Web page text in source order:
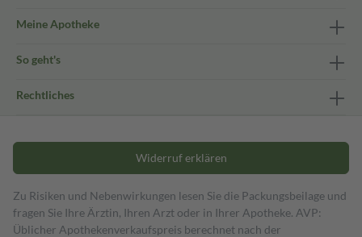
Meine Apotheke
So geht's
Rechtliches
Widerruf erklären
Zu Risiken und Nebenwirkungen lesen Sie die Packungsbeilage und
fragen Sie Ihre Ärztin, Ihren Arzt oder in Ihrer Apotheke. AVP:
Üblicher Apothekenverkaufspreis berechnet nach der